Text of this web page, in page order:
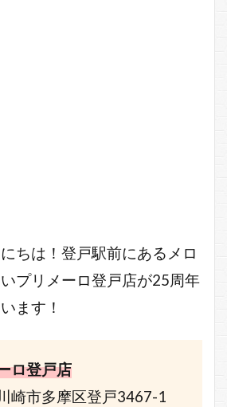
ちは！登戸駅前にあるメロ
プリメーロ登戸店が25周年
ます！
ロ登戸店
崎市多摩区登戸3467-1